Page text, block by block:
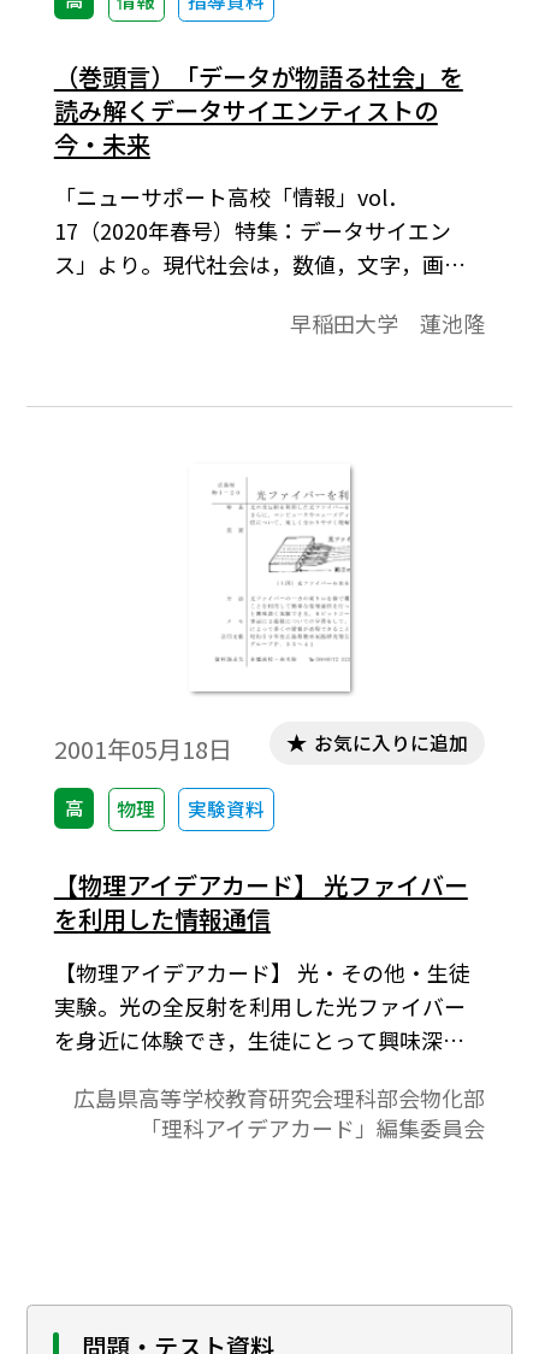
（巻頭言）「データが物語る社会」を
読み解くデータサイエンティストの
今・未来
「ニューサポート高校「情報」vol．
17（2020年春号）特集：データサイエン
ス」より。現代社会は，数値，文字，画像
私たちは意識する，しないに関わらず，こ
送っている。また，公的機関，企業，教育
いる。これらのデータを有効活用し，人々
にとって有益となるようなビジネスや政
策，教育につなげていくことが求められて
いる。実際にGAFAとよばれる大企業，
Google，Amazon，Facebook，Appleは多
様なユーザから超巨大なデータを獲得，保
持している。また，その解析結果から次々
と新たなサービスを創出し，更にそこから
また新たなデータを獲得するといったサイ
クルを築き上げている。時代は今，データ
数が貧弱な分析による意思決定などは通用
しない，「データを持たない，分析・活用
できない組織は取り残されていく」時代へ
と急激に変化している。
早稲田大学 蓮池隆
2001年05月18日
高 物理 実験資料
お気に入りに追加
【物理アイデアカード】 光ファイバー
を利用した情報通信
【物理アイデアカード】 光・その他・生徒
実験。光の全反射を利用した光ファイバー
を身近に体験でき，生徒にとって興味深
アの基本となっている２進法によるデジタ
ル情報通信について，楽しく分かりやすく
広島県高等学校教育研究会理科部会物化部
「理科アイデアカード」編集委員会
問題・テスト資料